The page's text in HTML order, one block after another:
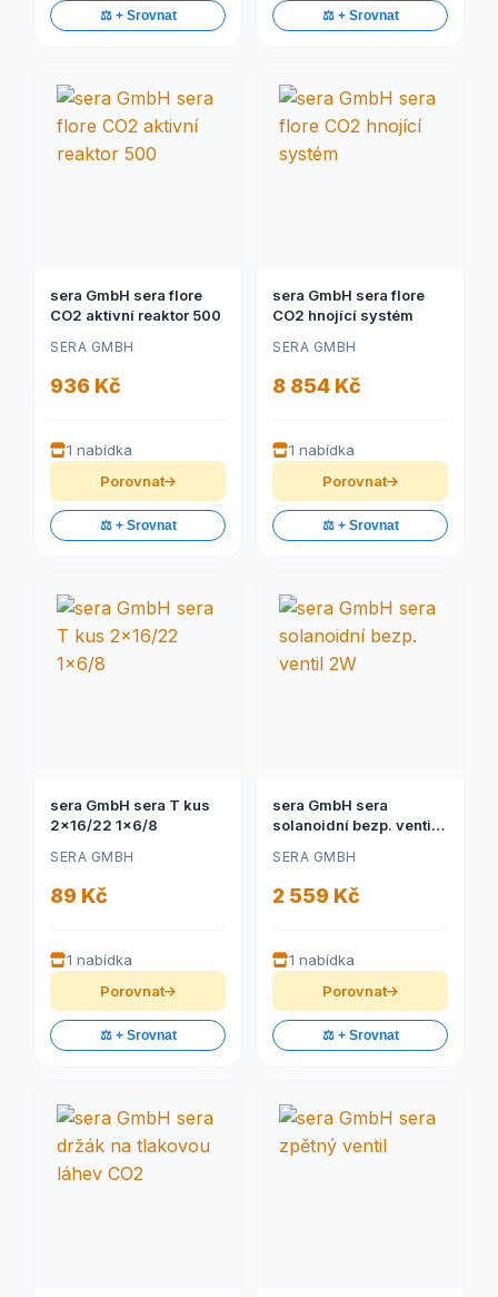
⚖️ + Srovnat ⚖️ + Srovnat
sera GmbH sera flore
CO2 aktivní reaktor 500
SERA GMBH
936 Kč
1 nabídka
Porovnat
⚖️ + Srovnat
sera GmbH sera flore
CO2 hnojící systém
SERA GMBH
8 854 Kč
1 nabídka
Porovnat
⚖️ + Srovnat
sera GmbH sera T kus
2x16/22 1x6/8
SERA GMBH
89 Kč
1 nabídka
Porovnat
⚖️ + Srovnat
sera GmbH sera
solanoidní bezp. ventil
SERA GMBH
2 559 Kč
1 nabídka
Porovnat
⚖️ + Srovnat